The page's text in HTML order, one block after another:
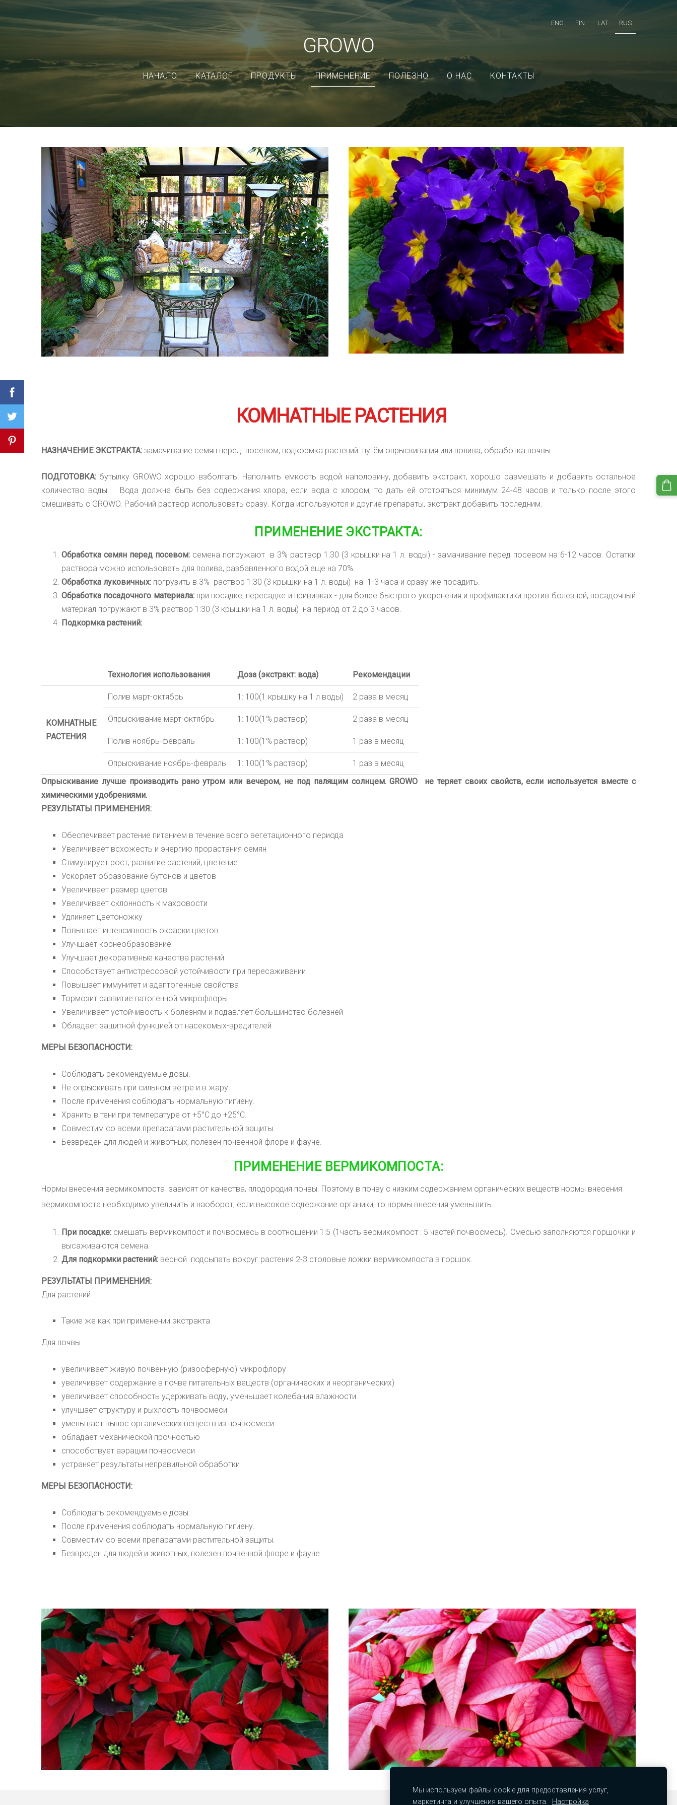
ENG FIN LAT RUS
GROWO
НАЧАЛО КАТАЛОГ ПРОДУКТЫ ПРИМЕНЕНИЕ ПОЛЕЗНО О НАС КОНТАКТЫ
КОМНАТНЫЕ РАСТЕНИЯ
НАЗНАЧЕНИЕ ЭКСТРАКТА: замачивание семян перед посевом, подкормка растений путём опрыскивания или полива, обработка почвы.
ПОДГОТОВКА: бутылку GROWOхорошо взболтать. Наполнить емкость водой наполовину, добавить экстракт, хорошо размешать и добавить остальное
количество воды. Вода должна быть без содержания хлора, если вода с хлором, то дать ей отстояться минимум 24-48 часов и только после этого
смешивать с GROWO. Рабочий раствор использовать сразу. Когда используются и другие препараты, экстракт добавить последним.
ПРИМЕНЕНИЕ ЭКСТРАКТА:
Обработка семян перед посевом: семена погружают в 3% раствор 1:30 (3 крышки на 1 л. воды) - замачивание перед посевом на 6-12 часов. Остатки
раствора можно использовать для полива, разбавленного водой еще на 70%.
Обработка луковичных: погрузить в 3% раствор 1:30 (3 крышки на 1 л. воды) на 1-3 часa и сразу же посадить.
Обработка посадочного материала: при посадке, пересадке и прививках - для более быстрого укоренения и профилактики против болезней, посадочный
материал погружают в 3% раствор 1:30 (3 крышки на 1 л. воды) на период от 2 до 3 часов.
Подкормка растений:
Технология использования Доза(экстракт: вода) Рекомендации
КОМНАТНЫЕ
РАСТЕНИЯ
Полив март-октябрь 1: 100(1 крышку на 1 л воды) 2 раза в месяц
Опрыскивание март-октябрь 1: 100(1% раствор) 2 раза в месяц
Полив ноябрь-февраль 1: 100(1% раствор) 1 раз в месяц
Опрыскивание ноябрь-февраль 1: 100(1% раствор)
1 раз в месяц
Опрыскивание лучше производить рано утром или вечером, не под палящим солнцем.GROWO не теряет своих свойств, если используется вместе с
химическими удобрениями.
РЕЗУЛЬТАТЫ ПРИМЕНЕНИЯ:
Обеспечивает растение питанием в течение всего вегетационного периода
Увеличивает всхожесть и энергию прорастания семян
Стимулирует рост, развитие растений, цветение
Ускоряет образование бутонов и цветов
Увеличивает размер цветов
Увеличивает склонность к махровости
Удлиняет цветоножку
Повышает интенсивность окраски цветов
Улучшает корнеобразование
Улучшает декоративные качества растений
Способствует антистрессовой устойчивости при пересаживании
Повышает иммунитет и адаптогенные свойства
Тормозит развитие патогенной микрофлоры
Увеличивает устойчивость к болезням и подавляет большинство болезней
Обладает защитной функцией от насекомых-вредителей
МЕРЫ БЕЗОПАСНОСТИ:
Соблюдать рекомендуемые дозы.
Не опрыскивать при сильном ветре и в жару.
После применения соблюдать нормальную гигиену.
Хранить в тени при температуре от +5°С до +25°С
Совместим со всеми препаратами растительной защиты.
Безвреден для людей и животных, полезен почвенной флоре и фауне.
ПРИМЕНЕНИЕ ВЕРМИКОМПОСТА:
Нормы внесения вермикомпоста зависят от качества, плодородия почвы. Поэтому в почву с низким содержанием органических веществ нормы внесения
вермикомпоста необходимо увеличить и наоборот, если высокое содержание органики, то нормы внесения уменьшить.
При посадке: смешать вермикомпост и почвосмесь в соотношении 1:5 (1часть вермикомпост : 5 частей почвосмесь). Смесью заполняются горшочки и
высаживаются семена.
Для подкормки растений: весной подсыпать вокруг растения 2-3 столовые ложки вермикомпоста в горшок.
РЕЗУЛЬТАТЫ ПРИМЕНЕНИЯ:
Для растений
Такие же как при применении экстракта
Для почвы
увеличивает живую почвенную (ризосферную) микрофлору
увеличивает содержание в почве питательных веществ (органических и неорганических)
увеличивает способность удерживать воду, уменьшает колебания влажности
улучшает структуру и рыхлость почвосмеси
уменьшает вынос органических веществ из почвосмеси
обладает механической прочностью
способствует аэрации почвосмеси
устраняет результаты неправильной обработки
МЕРЫ БЕЗОПАСНОСТИ:
Соблюдать рекомендуемые дозы.
После применения соблюдать нормальную гигиену.
Совместим со всеми препаратами растительной защиты.
Безвреден для людей и животных, полезен почвенной флоре и фауне.
Мы используем файлы cookie для предоставления услуг,
маркетинга и улучшения вашего опыта.
Настройка